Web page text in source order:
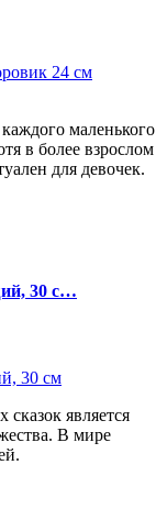
маленького
в более взрослом
для девочек.
30 с…
является
В мире